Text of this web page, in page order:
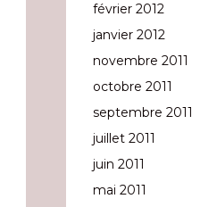
février 2012
janvier 2012
novembre 2011
octobre 2011
septembre 2011
juillet 2011
juin 2011
mai 2011